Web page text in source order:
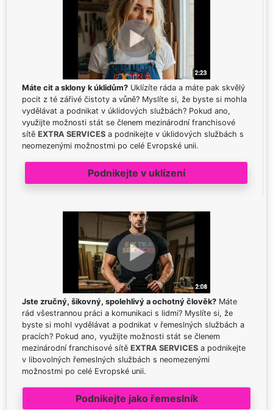
Máte cit a sklony k úklidům? Uklízíte ráda a máte pak skvělý
pocit z té zářivé čistoty a vůně? Myslíte si, že byste si mohla
vydělávat a podnikat v úklidových službách? Pokud ano,
využijte možnosti stát se členem mezinárodní franchisové
sítě EXTRA SERVICES a podnikejte v úklidových službách s
neomezenými možnostmi po celé Evropské unii.
Podnikejte v uklízení
Jste zručný, šikovný, spolehlivý a ochotný člověk? Máte
rád všestrannou práci a komunikaci s lidmi? Myslíte si, že
byste si mohl vydělávat a podnikat v řemeslných službách a
pracích? Pokud ano, využijte možnosti stát se členem
mezinárodní franchisové sítě EXTRA SERVICES a podnikejte
v libovolných řemeslných službách s neomezenými
možnostmi po celé Evropské unii.
Podnikejte jako řemeslník